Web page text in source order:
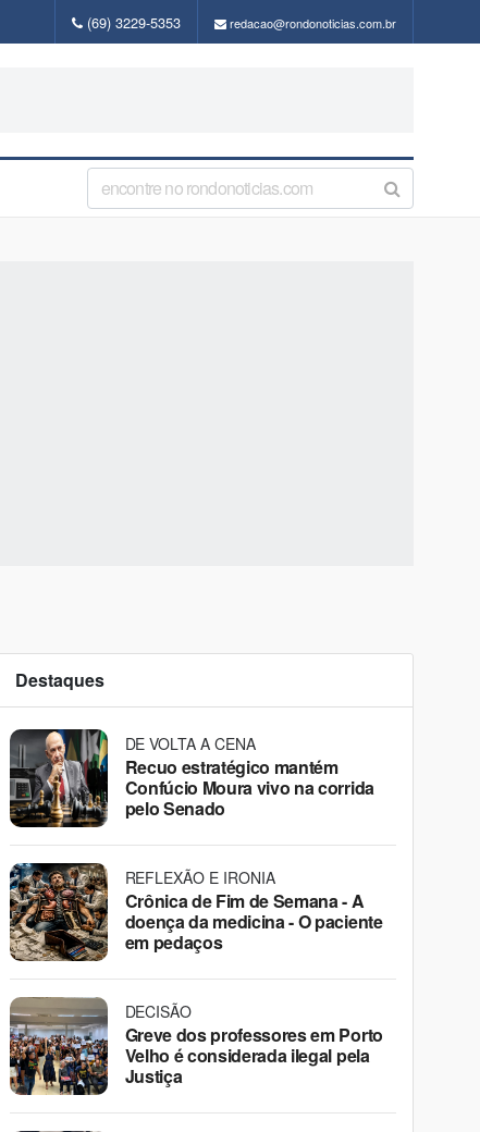
(69) 3229-5353 redacao@rondonoticias.com.br
Destaques
DE VOLTA A CENA
Recuo estratégico mantém
Confúcio Moura vivo na corrida
pelo Senado
REFLEXÃO E IRONIA
Crônica de Fim de Semana - A
doença da medicina - O paciente
em pedaços
DECISÃO
Greve dos professores em Porto
Velho é considerada ilegal pela
Justiça